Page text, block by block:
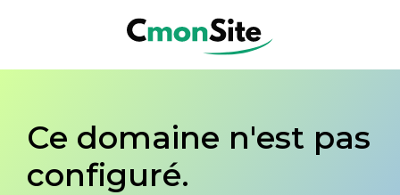
Ce domaine n'est pas
configuré.